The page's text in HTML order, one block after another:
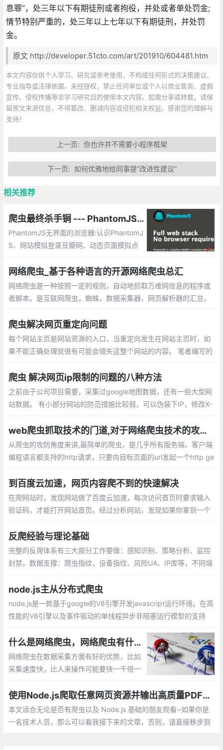
息罪”，处三年以下有期徒刑或者拘役，并处或者单处罚金;
情节特别严重的，处三年以上七年以下有期徒刑，并处罚
金。
原文 http://developer.51cto.com/art/201910/604481.htm
本文内容仅供个人学习、研究或参考使用，不构成任何形式的决策建议、
专业指导或法律依据。未经授权，禁止任何单位或个人以商业售卖、虚假
宣传、侵权传播等非学习研究目的使用本文内容。如需分享或转载，请保
留原文来源信息，不得篡改、删减内容或侵犯相关权益。感谢您的理解与
支持！
上一页: 你也许并不需要小程序框架
下一页: 如何优雅地给同事提“改进性建议”
相关推荐
爬虫最终杀手锏 --- PhantomJS 详解（附案例）
PhantomJS无界面的浏览器:认识PhantomJ
S、网站模拟登录豆瓣网、动态页面模拟点
aScript代码、模拟最新无界面浏览器...
网络爬虫_基于各种语言的开源网络爬虫总汇
网络爬虫是一种按照一定的规则，自动地抓取万维网信息的程序或
者脚本。是互联网爬虫，蜘蛛，数据采集器，网页解析器的汇总，
爬虫解决网页重定向问题
每个网站主页是网站资源的入口，当重定向发生在网站主页时，如
果不能正确处理就很有可能会错失这整个网站的内容。 笔者编写的
爬虫 解决网页ip限制的问题的八种方法
之前由于公司项目需要，采集过google地图数据，还有一些大型网
站数据。 有小部分网站的防范措施比较弱，可以伪装下IP，修改X-
轮换 ,使用代理 ip 和轮换
web爬虫抓取技术的门道,对于网络爬虫技术的攻与防
从爬虫的攻防角度来讲,最简单的爬虫，是几乎所有服务端、客户端
编程语言都支持的http请求，只要向目标页面的url发起一个http ge
们称之为“同步页”。
到百度云加速，网页内容爬不到的快速解决
在爬网站时，发现网站做了百度云加速，每次访问首页时要求输入
验证码，才能打开网站首页。经过分析网站，发现如果你拿到一个
验证输入
反爬经验与理论基础
完整的反爬体系有三大部分工作要做：感知识别、策略分析、监控
封禁。数据支撑：爬虫指纹、设备指纹、风险UA、IP库等，不同端
node.js主从分布式爬虫
node.js是一款基于google的V8引擎开发javascript运行环境。在高
性能的V8引擎以及事件驱动的单线程异步非阻塞运行模型的支持
代理的情况下实现很高的业务并发量。
什么是网络爬虫，网络爬虫有什么用？
网络爬虫在数据采集方面有好的优势，比如
采集速度快，比人来操作可能要快一千倍一
清洗加工以及储存工作；代码可重复使用，
或者说是一劳永逸。
使用Node.js爬取任意网页资源并输出高质量PDF文件到本地
本文适合无论是否有爬虫以及 Node.js 基础的朋友观看~如果你是
一名技术人员，那么可以看我接下来的文章，否则，请直接移步到